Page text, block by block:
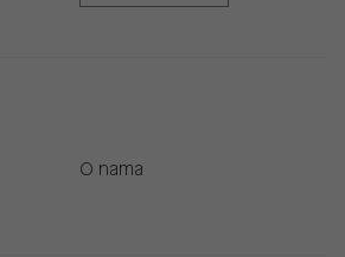
O nama